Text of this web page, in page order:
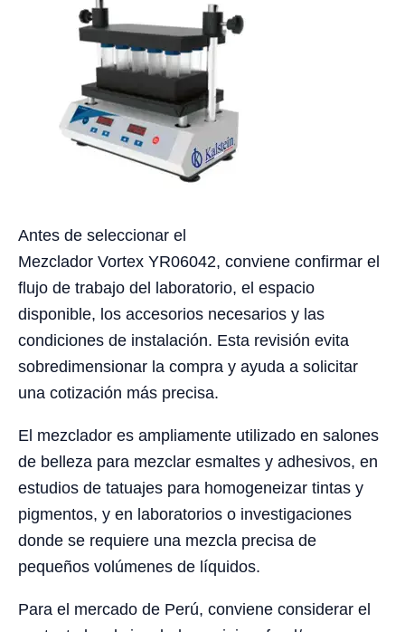
Antes de seleccionar el
Mezclador Vortex YR06042, conviene confirmar el
flujo de trabajo del laboratorio, el espacio
disponible, los accesorios necesarios y las
condiciones de instalación. Esta revisión evita
sobredimensionar la compra y ayuda a solicitar
una cotización más precisa.
El mezclador es ampliamente utilizado en salones
de belleza para mezclar esmaltes y adhesivos, en
estudios de tatuajes para homogeneizar tintas y
pigmentos, y en laboratorios o investigaciones
donde se requiere una mezcla precisa de
pequeños volúmenes de líquidos.
Para el mercado de Perú, conviene considerar el